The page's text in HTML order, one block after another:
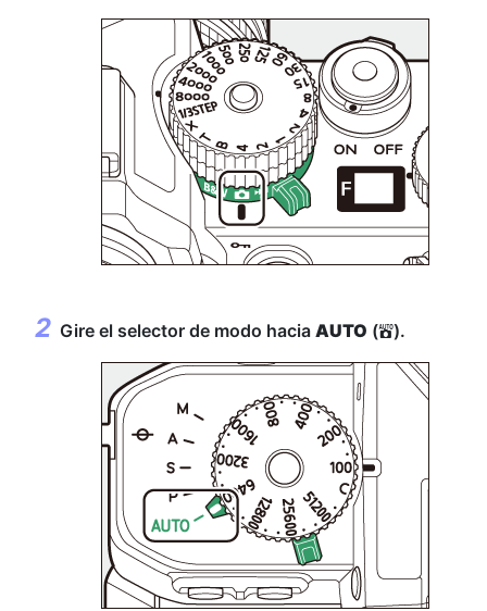
Gire el selector de modo hacia AUTO (b).